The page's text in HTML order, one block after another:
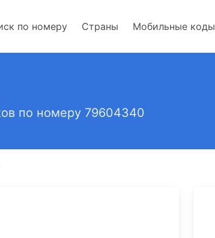
по номеру Страны Мобильные коды
по номеру 79604340